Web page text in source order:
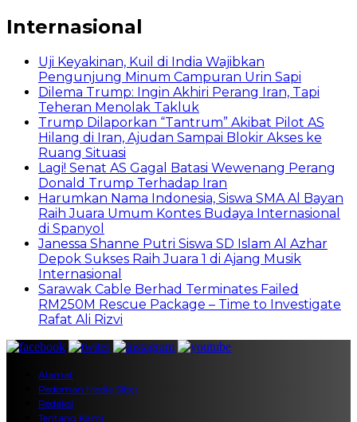
Internasional
Uji Keyakinan, Kuil di India Wajibkan
Pengunjung Minum Campuran Urin Sapi
Dilema Trump: Ingin Akhiri Perang Iran, Tapi
Teheran Menolak Takluk
Trump Dilaporkan “Tantrum” Akibat Pilot AS
Hilang di Iran, Ajudan Sampai Blokir Akses ke
Ruang Situasi
Lagi! Senat AS Gagal Batasi Wewenang Perang
Donald Trump Terhadap Iran
Harumkan Nama Indonesia, Siswa SMA Al Bayan
Raih Juara Umum Kontes Budaya Internasional
di Spanyol
Janessa Shanne Putri Siswa SD Islam Al Azhar
Depok Sukses Raih Juara 1 di Ajang Musik
Internasional
Sarawak Cable Berhad Terminates Failed
RM250M Rescue Package – Time to Investigate
Rafat Ali Rizvi
Alamat
Pedoman Media Siber
Redaksi
Tentang Kami